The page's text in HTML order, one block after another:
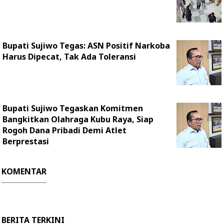
Bupati Sujiwo Tegas: ASN Positif Narkoba
Harus Dipecat, Tak Ada Toleransi
Bupati Sujiwo Tegaskan Komitmen
Bangkitkan Olahraga Kubu Raya, Siap
Rogoh Dana Pribadi Demi Atlet
Berprestasi
KOMENTAR
BERITA TERKINI